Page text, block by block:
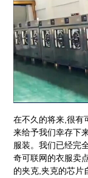
在不久的将来,很有
来给予我们幸存下
服装。我们已经完
奇可联网的衣服卖
的夹克,夹克的芯片